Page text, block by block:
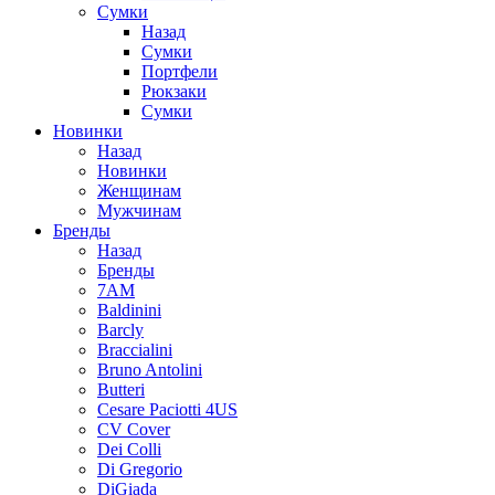
Сумки
Назад
Сумки
Портфели
Рюкзаки
Сумки
Новинки
Назад
Новинки
Женщинам
Мужчинам
Бренды
Назад
Бренды
7AM
Baldinini
Barcly
Braccialini
Bruno Antolini
Butteri
Cesare Paciotti 4US
CV Cover
Dei Colli
Di Gregorio
DiGiada